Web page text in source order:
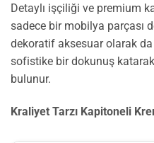
Detaylı işçiliği ve premium
sadece bir mobilya parçası
dekoratif aksesuar olarak da
sofistike bir dokunuş
bulunur.
Kraliyet Tarzı Kapitoneli